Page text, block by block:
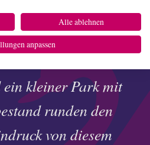
auch ein liebevoll
Museum
kleiner Park mit
runden den
von diesem
Alle ablehnen
anpassen